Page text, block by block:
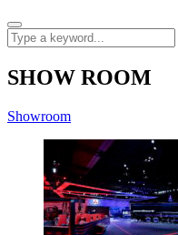
SHOW ROOM
Showroom